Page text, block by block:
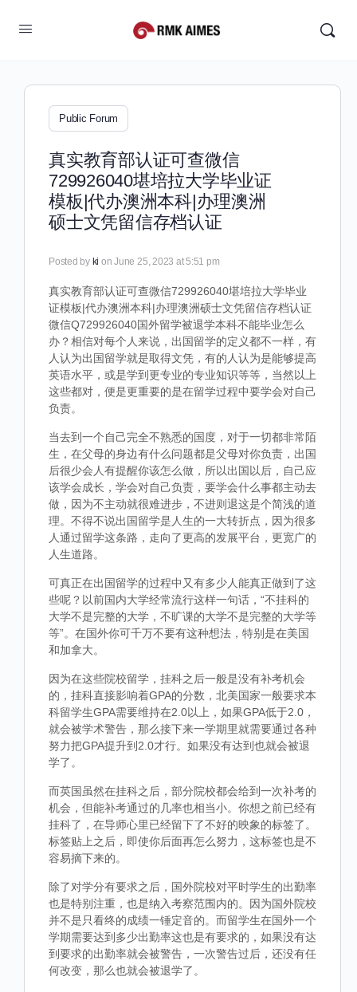
Public Forum
真实教育部认证可查微信
729926040堪培拉大学毕业证
模板|代办澳洲本科|办理澳洲
硕士文凭留信存档认证
Posted by ki on June 25, 2023 at 5:51 pm
真实教育部认证可查微信729926040堪培拉大学毕业
证模板|代办澳洲本科|办理澳洲硕士文凭留信存档认证
微信Q729926040国外留学被退学本科不能毕业怎么
办？相信对每个人来说，出国留学的定义都不一样，有
人认为出国留学就是取得文凭，有的人认为是能够提高
英语水平，或是学到更专业的专业知识等等，当然以上
这些都对，便是更重要的是在留学过程中要学会对自己
负责。
当去到一个自己完全不熟悉的国度，对于一切都非常陌
生，在父母的身边有什么问题都是父母对你负责，出国
后很少会人有提醒你该怎么做，所以出国以后，自己应
该学会成长，学会对自己负责，要学会什么事都主动去
做，因为不主动就很难进步，不进则退这是个简浅的道
理。不得不说出国留学是人生的一大转折点，因为很多
人通过留学这条路，走向了更高的发展平台，更宽广的
人生道路。
可真正在出国留学的过程中又有多少人能真正做到了这
些呢？以前国内大学经常流行这样一句话，“不挂科的
大学不是完整的大学，不旷课的大学不是完整的大学等
等”。在国外你可千万不要有这种想法，特别是在美国
和加拿大。
因为在这些院校留学，挂科之后一般是没有补考机会
的，挂科直接影响着GPA的分数，北美国家一般要求本
科留学生GPA需要维持在2.0以上，如果GPA低于2.0，
就会被学术警告，那么接下来一学期里就需要通过各种
努力把GPA提升到2.0才行。如果没有达到也就会被退
学了。
而英国虽然在挂科之后，部分院校都会给到一次补考的
机会，但能补考通过的几率也相当小。你想之前已经有
挂科了，在导师心里已经留下了不好的映象的标签了。
标签贴上之后，即使你后面再怎么努力，这标签也是不
容易摘下来的。
除了对学分有要求之后，国外院校对平时学生的出勤率
也是特别注重，也是纳入考察范围内的。因为国外院校
并不是只看终的成绩一锤定音的。而留学生在国外一个
学期需要达到多少出勤率这也是有要求的，如果没有达
到要求的出勤率就会被警告，一次警告过后，还没有任
何改变，那么也就会被退学了。